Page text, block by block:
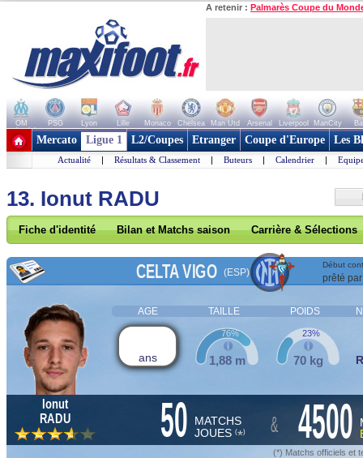
A retenir : Palmarès Coupe du
OM PSG Lyon Lille Monaco Chelsea Man Utd Arsenal Liverpool ManCity
+ de clubs
Mercato Ligue 1 L2/Coupes Etranger Coupe d'Europe Les
Actualité | Résultats & Classement | Buteurs | Calendrier |
13. Ionut RADU
Fiche d'identité Bilan et Matchs saison Carrière & Sélections
CELTA VIGO (ESP)
Début
prêté
AGE TAILLE POIDS
ans 1,88 m
76%
70 kg
23%
Ionut
RADU
50 MATCHS
JOUES (*) & 4500
(*) Matchs officiels et